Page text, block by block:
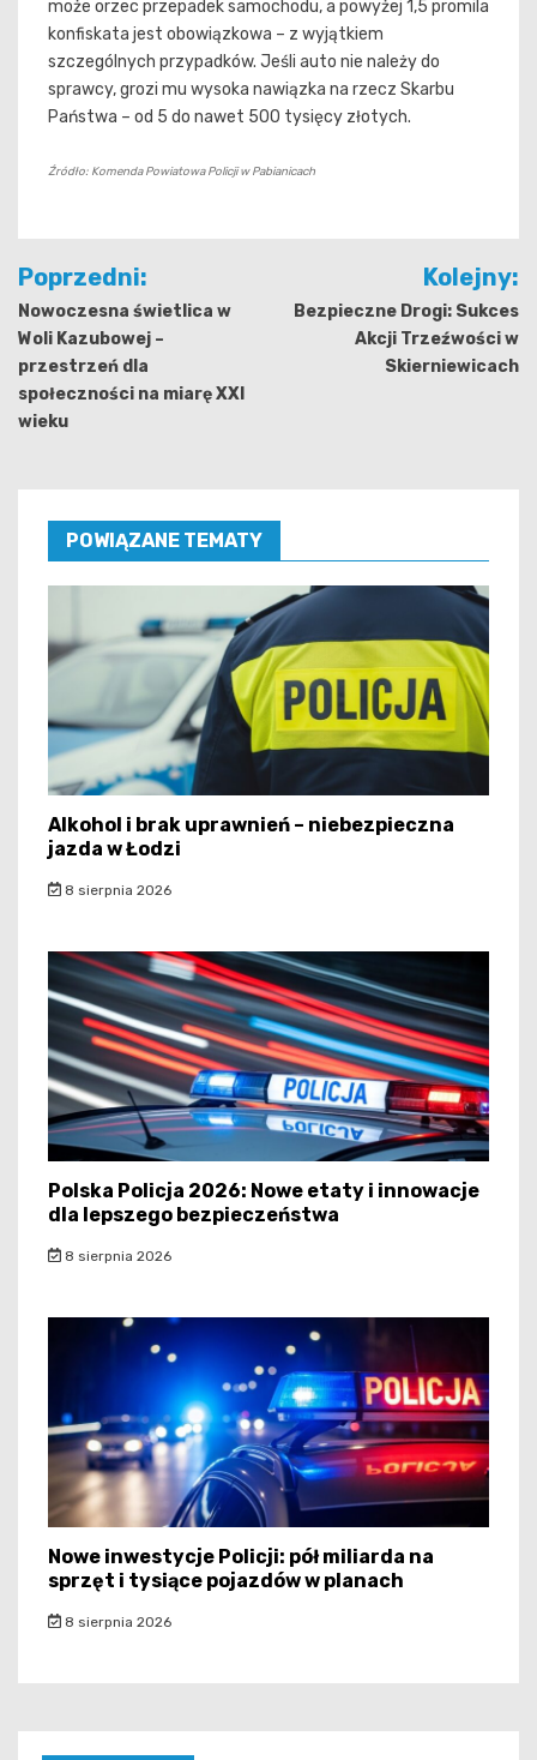
może orzec przepadek samochodu, a powyżej 1,5 promila
konfiskata jest obowiązkowa – z wyjątkiem
szczególnych przypadków. Jeśli auto nie należy do
sprawcy, grozi mu wysoka nawiązka na rzecz Skarbu
Państwa – od 5 do nawet 500 tysięcy złotych.
Źródło: Komenda Powiatowa Policji w Pabianicach
Nawigacja
wpisu
Poprzedni:
Nowoczesna świetlica w
Woli Kazubowej –
przestrzeń dla
społeczności na miarę XXI
wieku
Kolejny:
Bezpieczne Drogi: Sukces
Akcji Trzeźwości w
Skierniewicach
POWIĄZANE TEMATY
Alkohol i brak uprawnień – niebezpieczna
jazda w Łodzi
8 sierpnia 2026
Polska Policja 2026: Nowe etaty i innowacje
dla lepszego bezpieczeństwa
8 sierpnia 2026
Nowe inwestycje Policji: pół miliarda na
sprzęt i tysiące pojazdów w planach
8 sierpnia 2026